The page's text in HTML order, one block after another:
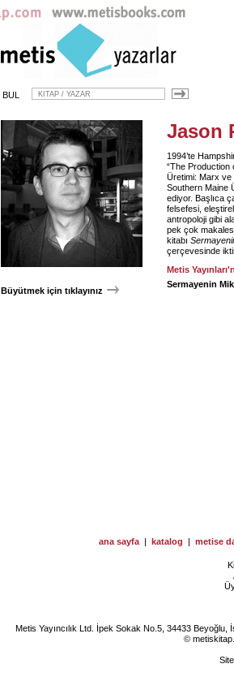
BUL
Büyütmek için tıklayınız
Jason
1994’te
“The Production
Üretimi: Marx ve
Southern Maine
ediyor. Başlıca
felsefesi,
antropoloji gibi
pek çok
kitabı
çerçevesinde
Metis
Sermayenin
ana sayfa | katalog | metise
Metis Yayıncılık Ltd. İpek Sokak No.5, 34433
©